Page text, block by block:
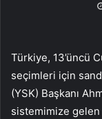
Türkiye, 13’üncü
seçimleri için
(YSK) Başkanı
sistemimize